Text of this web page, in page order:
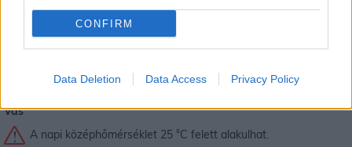
CONFIRM
Data Deletion Data Access Privacy Policy
A napi középhőmérséklet 25 °C felett alakulhat.
Tolna
A napi középhőmérséklet 27 °C felett alakulhat.
Vas
A napi középhőmérséklet 25 °C felett alakulhat.